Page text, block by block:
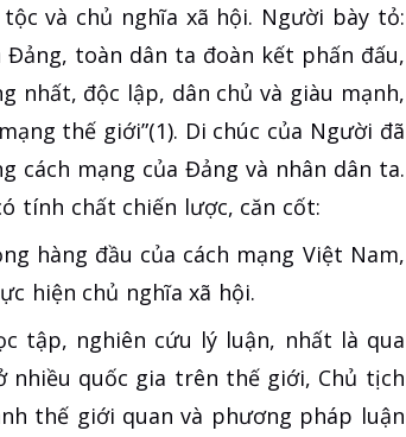
và chủ nghĩa xã hội. Người bày tỏ:
toàn dân ta đoàn kết phấn đấu,
nhất, độc lập, dân chủ và giàu mạnh,
thế giới”(1). Di chúc của Người đã
cách mạng của Đảng và nhân dân ta.
tính chất chiến lược, căn cốt:
hàng đầu của cách mạng Việt Nam,
hiện chủ nghĩa xã hội.
tập, nghiên cứu lý luận, nhất là qua
quốc gia trên thế giới, Chủ tịch
thế giới quan và phương pháp luận